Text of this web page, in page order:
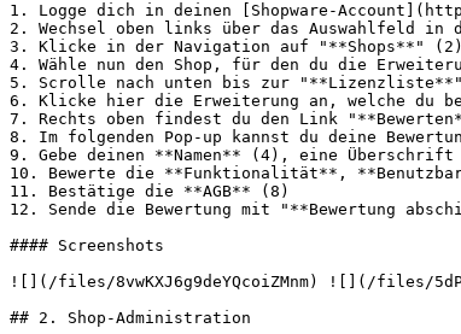
1. Logge dich in deinen [Shopware-
2. Wechsel oben links über das Auswahlfeld in
3. Klicke in der Navigation auf "**Shops**" (2)
4. Wähle nun den Shop, für den du die
5. Scrolle nach unten bis zur "**Lizenzliste**"
6. Klicke hier die Erweiterung an, welche du
7. Rechts oben findest du den Link
8. Im folgenden Pop-up kannst du deine
9. Gebe deinen **Namen** (4), eine Überschrift
10. Bewerte die **Funktionalität**,
11. Bestätige die **AGB** (8)
12. Sende die Bewertung mit "**Bewertung
#### Screenshots
![](/files/8vwKXJ6g9deYQcoiZMnm) ![](/files/
## 2. Shop-Administration